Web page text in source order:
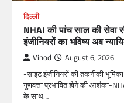
दिल्ली
NHAI की पांच साल की सेवा
इंजीनियरों का भविष्य अब
Vinod August 6, 2026
-साइट इंजीनियरों की तकनीकी
गुणवत्ता प्रभावित होने की आशंका-
के साथ…